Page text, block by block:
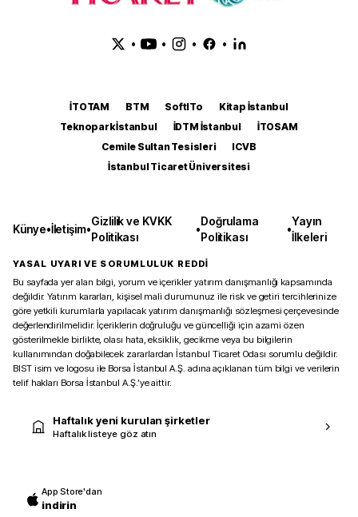
• • • •
İTOTAM BTM SoftITo
Kitap İstanbul
Teknopark İstanbul
İDTM İstanbul
İTOSAM
Cemile Sultan Tesisleri
ICVB
İstanbul Ticaret Üniversitesi
Künye•İletişim•
Gizlilik ve KVKK
Politikası
•
Doğrulama
Politikası
•
Yayın
İlkeleri
YASAL UYARI VE SORUMLULUK REDDİ
Bu sayfada yer alan bilgi, yorum ve içerikler yatırım danışmanlığı kapsamında
değildir. Yatırım kararları, kişisel mali durumunuz ile risk ve getiri tercihlerinize
göre yetkili kurumlarla yapılacak yatırım danışmanlığı sözleşmesi çerçevesinde
değerlendirilmelidir. İçeriklerin doğruluğu ve güncelliği için azami özen
gösterilmekle birlikte, olası hata, eksiklik, gecikme veya bu bilgilerin
kullanımından doğabilecek zararlardan İstanbul Ticaret Odası sorumlu değildir.
BIST isim ve logosu ile Borsa İstanbul A.Ş. adına açıklanan tüm bilgi ve verilerin
telif hakları Borsa İstanbul A.Ş.’ye aittir.
Haftalık yeni kurulan şirketler
Haftalık listeye göz atın
App Store'dan
indirin